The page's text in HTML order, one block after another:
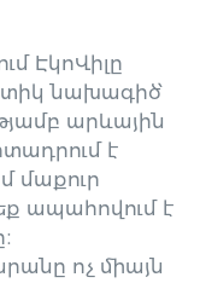
ԷկոՎիլը
նախագիծ՝
արևային
է
մաքուր
ապահովում է
ոչ միայն